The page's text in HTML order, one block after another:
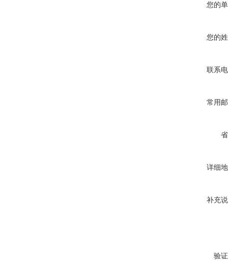
您的
您的
联系
常用
详细
补充
验